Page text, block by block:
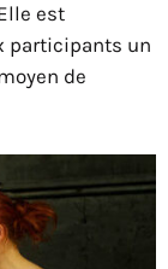
est
participants un
de